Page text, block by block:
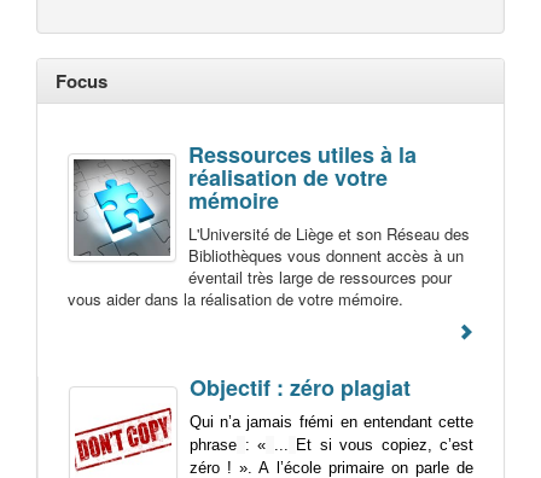
Focus
Ressources utiles à la
réalisation de votre
mémoire
L'Université de Liège et son Réseau des
Bibliothèques vous donnent accès à un
éventail très large de ressources pour
vous aider dans la réalisation de votre mémoire.
Objectif : zéro plagiat
Qui n’a jamais frémi en entendant cette
phrase : « ... Et si vous copiez, c’est
zéro ! ». A l’école primaire on parle de